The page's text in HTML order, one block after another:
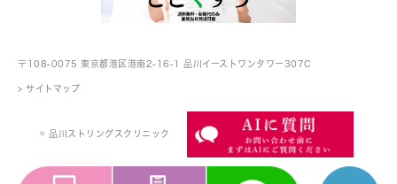
〒108-0075 東京都港区港南2-16-1 品川イーストワンタワー307C
> サイトマップ
© 品川ストリングスクリニック